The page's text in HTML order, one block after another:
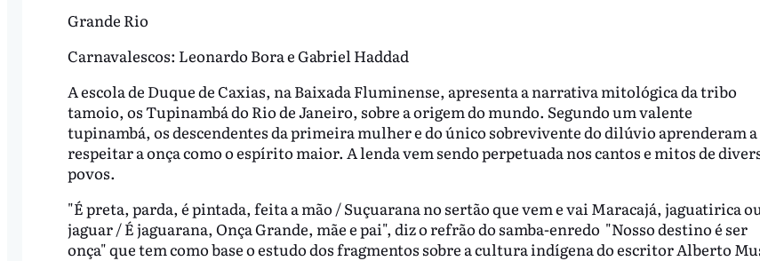
Grande Rio
Carnavalescos: Leonardo Bora e Gabriel Haddad
A escola de Duque de Caxias, na Baixada Fluminense, apresenta a narrativa mitológica da tribo
tamoio, os Tupinambá do Rio de Janeiro, sobre a origem do mundo. Segundo um valente
tupinambá, os descendentes da primeira mulher e do único sobrevivente do dilúvio aprenderam a
respeitar a onça como o espírito maior. A lenda vem sendo perpetuada nos cantos e mitos de
povos.
"É preta, parda, é pintada, feita a mão / Suçuarana no sertão que vem e vai Maracajá, jaguatirica ou
jaguar / É jaguarana, Onça Grande, mãe e pai", diz o refrão do samba-enredo "Nosso destino é ser
onça" que tem como base o estudo dos fragmentos sobre a cultura indígena do escritor Alberto